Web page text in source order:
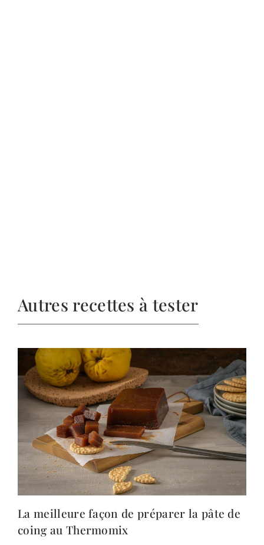
Autres recettes à tester
La meilleure façon de préparer la pâte de
coing au Thermomix